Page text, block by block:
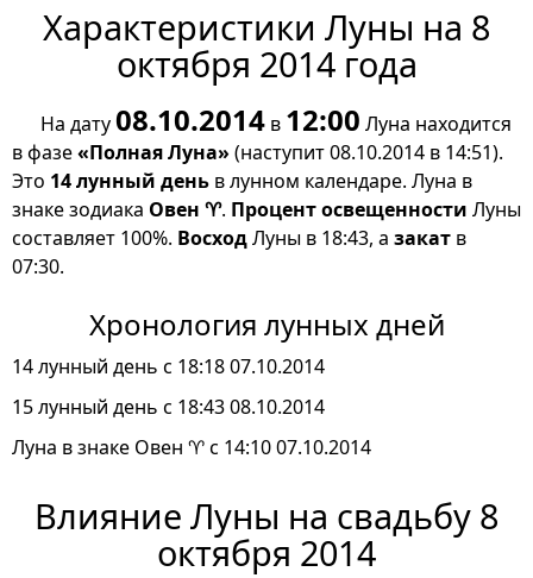
Характеристики Луны на 8
октября 2014 года
На дату08.10.2014 в 12:00 Луна находится
в фазе«Полная Луна»(наступит 08.10.2014 в 14:51).
Это 14 лунный день в лунном календаре. Луна в
знаке зодиака Овен ♈. Процент освещенности Луны
составляет 100%. ВосходЛуны в 18:43, а закат в
07:30.
Хронология лунных дней
14 лунный день с 18:18 07.10.2014
15 лунный день с 18:43 08.10.2014
Луна в знаке Овен ♈ с 14:10 07.10.2014
Влияние Луны на свадьбу 8
октября 2014